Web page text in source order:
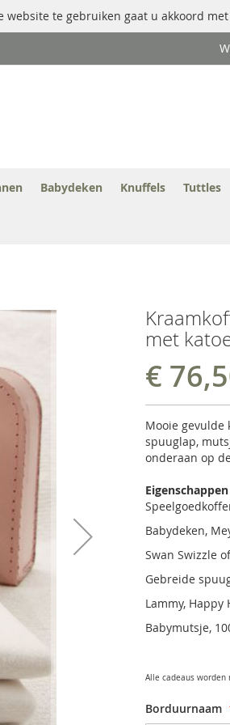
te gebruiken gaat u akkoord
Babydeken Knuffels Tuttles
met
€
Mooie gevulde
spuuglap,
onderaan op
Eigenschappen
Babydeken,
Swan Swizzle
Gebreide
Lammy, Happy
Babymutsje,
Alle cadeaus
Borduurnaam